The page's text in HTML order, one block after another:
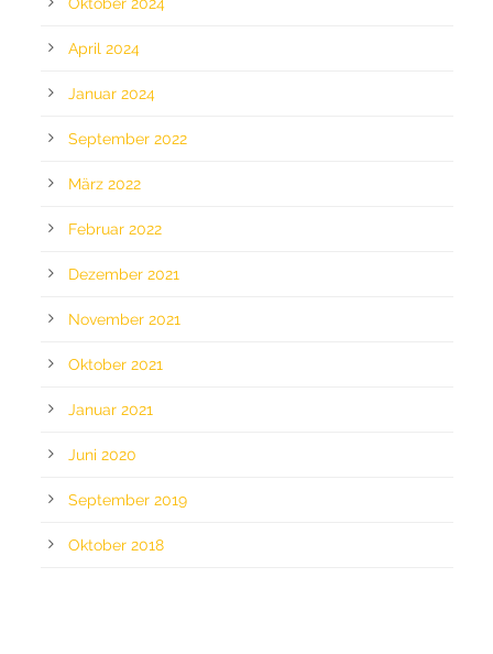
April 2024
Januar 2024
September 2022
März 2022
Februar 2022
Dezember 2021
November 2021
Oktober 2021
Januar 2021
Juni 2020
September 2019
Oktober 2018